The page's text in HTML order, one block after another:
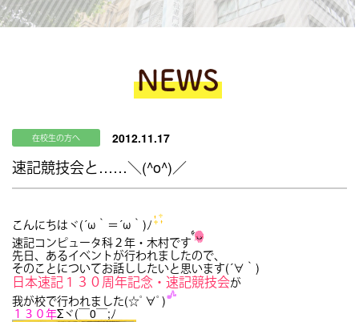
在校生の方へ 2012.11.17
速記競技会と……＼(^o^)／
こんにちはヾ(´ω｀＝´ω｀)ﾉ
速記コンピュータ科２年・木村です
先日、あるイベントが行われましたので、
そのことについてお話ししたいと思います(´∀｀)
日本速記 １３０周年記念・速記競技会が
我が校で行われました(☆ﾟ∀ﾟ)
１３０年Σヾ(￣0￣;ﾉ